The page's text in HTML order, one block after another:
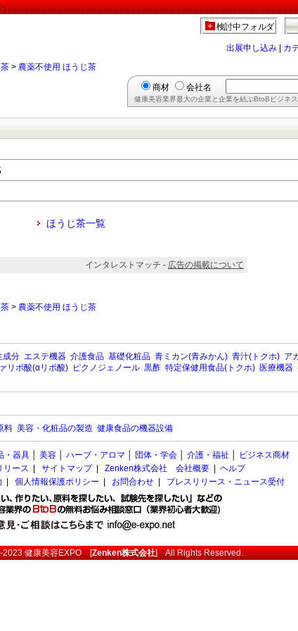
検討中フォルダ
出展申し込み カ
> 農薬不使用 ほうじ茶
商材 会社名
健康美容業界最大の企業と企業を結ぶBtoBビジネ
ほうじ茶一覧
インタレストマッチ - 広告の掲載について
> 農薬不使用 ほうじ茶
成分 エステ機器 介護食品 基礎化粧品 青ミカン(青みかん) 青汁(トクホ) ア
リポ酸(αリポ酸) ピクノジェノール 黒酢 特定保健用食品(トクホ) 医療機器
料 美容・化粧品の製造 健康食品の機器設備
・器具 美容 ハーブ・アロマ 団体・学会 介護・福祉
ビジネス商材
リース サイトマップ| Zenken株式会社 会社概要
ヘルプ
個人情報保護ポリシー お問合わせ プレスリリース・ニュース受付
2023健康美容EXPO[Zenken株式会社] All Rights Reserved.